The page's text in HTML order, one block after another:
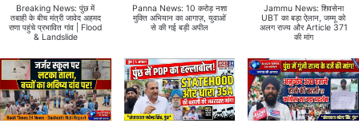
Breaking News: पुंछ में
तबाही के बीच मंत्री जावेद अहमद
राणा पहुंचे प्रभावित गांव | Flood
& Landslide
Panna News: 10 करोड़ नशा
मुक्ति अभियान का आगाज़, युवाओं
से की गई बड़ी अपील
Jammu News: शिवसेना
UBT का बड़ा ऐलान, जम्मू को
अलग राज्य और Article 371
की मांग